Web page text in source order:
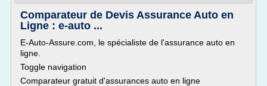
Comparateur de Devis Assurance Auto en
Ligne : e-auto ...
E-Auto-Assure.com, le spécialiste de l'assurance auto en
ligne.
Toggle navigation
Comparateur gratuit d'assurances auto en ligne